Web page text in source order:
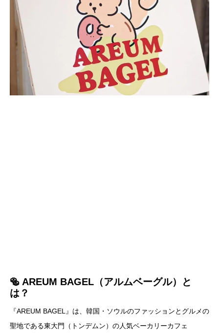
🥯 AREUM BAGEL（アルムベーグル）と
は？
『AREUM BAGEL』は、韓国・ソウルのファッションとグルメの
聖地である東大門（トンデムン）の人気ベーカリーカフェ